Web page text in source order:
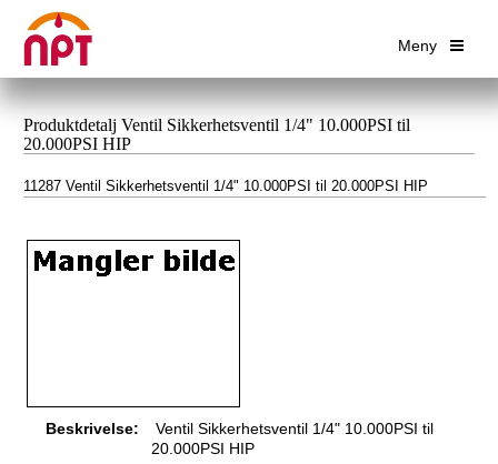
Meny
Produktdetalj Ventil Sikkerhetsventil 1/4" 10.000PSI til
20.000PSI HIP
11287 Ventil Sikkerhetsventil 1/4" 10.000PSI til 20.000PSI HIP
Beskrivelse:
Ventil Sikkerhetsventil 1/4" 10.000PSI til
20.000PSI HIP